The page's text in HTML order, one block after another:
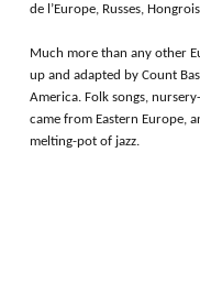
de l’Europe, Russes,
Much more than any other
up and adapted by Count
America. Folk songs,
came from Eastern Europe,
melting-pot of jazz.